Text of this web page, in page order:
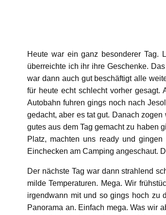
Heute war ein ganz besonderer Tag.
überreichte ich ihr ihre Geschenke.
war dann auch gut beschäftigt alle
für heute echt schlecht vorher
Autobahn fuhren gings noch nach
gedacht, aber es tat gut. Danach
gutes aus dem Tag gemacht zu haben
Platz, machten uns ready und
Einchecken am Camping angeschaut.
Der nächste Tag war dann strahlend
milde Temperaturen. Mega. Wir
irgendwann mit und so gings hoch zu
Panorama an. Einfach mega. Was wir